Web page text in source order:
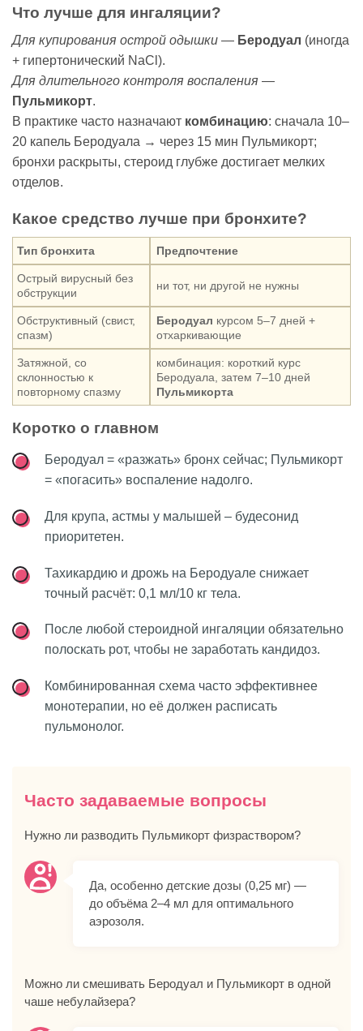
Что лучше для ингаляции?
Для купирования острой одышки — Беродуал (иногда
+ гипертонический NaCl).
Для длительного контроля воспаления —
Пульмикорт.
В практике часто назначают комбинацию: сначала 10–
20 капель Беродуала → через 15 мин Пульмикорт;
бронхи раскрыты, стероид глубже достигает мелких
отделов.
Какое средство лучше при бронхите?
Тип бронхита Предпочтение
Острый вирусный без
обструкции
ни тот, ни другой не нужны
Обструктивный (свист,
спазм)
Беродуал курсом 5–7 дней +
отхаркивающие
Затяжной, со
склонностью к
повторному спазму
комбинация: короткий курс
Беродуала, затем 7–10 дней
Пульмикорта
Коротко о главном
Беродуал = «разжать» бронх сейчас; Пульмикорт
= «погасить» воспаление надолго.
Для крупа, астмы у малышей – будесонид
приоритетен.
Тахикардию и дрожь на Беродуале снижает
точный расчёт: 0,1 мл/10 кг тела.
После любой стероидной ингаляции обязательно
полоскать рот, чтобы не заработать кандидоз.
Комбинированная схема часто эффективнее
монотерапии, но её должен расписать
пульмонолог.
Часто задаваемые вопросы
Нужно ли разводить Пульмикорт физраствором?
Да, особенно детские дозы (0,25 мг) —
до объёма 2–4 мл для оптимального
аэрозоля.
Можно ли смешивать Беродуал и Пульмикорт в одной
чаше небулайзера?